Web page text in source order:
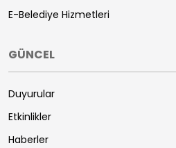
E-Belediye Hizmetleri
GÜNCEL
Duyurular
Etkinlikler
Haberler